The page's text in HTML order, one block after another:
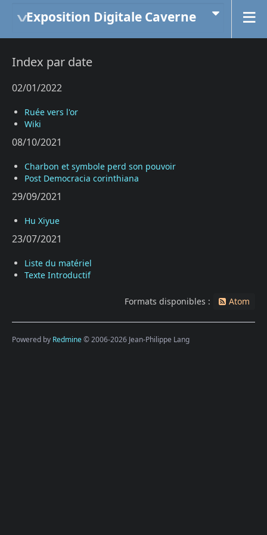
Exposition Digitale Caverne
Index par date
02/01/2022
Ruée vers l'or
Wiki
08/10/2021
Charbon et symbole perd son pouvoir
Post Democracia corinthiana
29/09/2021
Hu Xiyue
23/07/2021
Liste du matériel
Texte Introductif
Formats disponibles : Atom
Powered by Redmine© 2006-2026 Jean-Philippe Lang